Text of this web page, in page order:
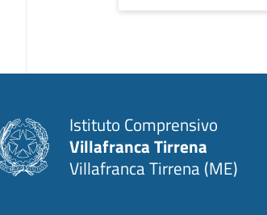
Istituto Comprensivo
Villafranca Tirrena
Villafranca Tirrena (ME)